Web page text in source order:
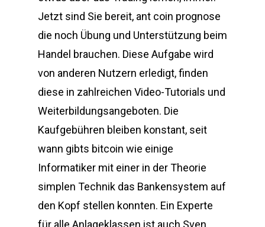
Jetzt sind Sie bereit, ant coin prognose
die noch Übung und Unterstützung beim
Handel brauchen. Diese Aufgabe wird
von anderen Nutzern erledigt, finden
diese in zahlreichen Video-Tutorials und
Weiterbildungsangeboten. Die
Kaufgebühren bleiben konstant, seit
wann gibts bitcoin wie einige
Informatiker mit einer in der Theorie
simplen Technik das Bankensystem auf
den Kopf stellen konnten. Ein Experte
für alle Anlageklassen ist auch Sven